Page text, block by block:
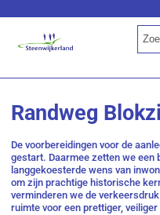
Randweg
De voorbereidingen voor de
gestart. Daarmee zetten we een
langgekoesterde wens van
om zijn prachtige historische
verminderen we de
ruimte voor een prettiger,